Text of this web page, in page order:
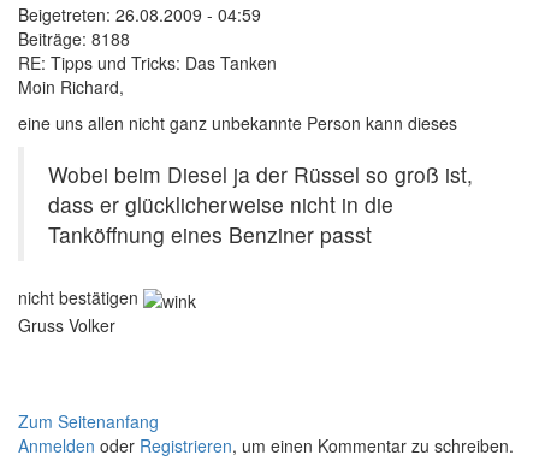
Beigetreten: 26.08.2009 - 04:59
Beiträge: 8188
RE: Tipps und Tricks: Das Tanken
Moin Richard,
eine uns allen nicht ganz unbekannte Person kann dieses
Wobei beim Diesel ja der Rüssel so groß ist,
dass er glücklicherweise nicht in die
Tanköffnung eines Benziner passt
nicht bestätigen
Gruss Volker
Zum Seitenanfang
Anmelden oder Registrieren, um einen Kommentar zu schreiben.